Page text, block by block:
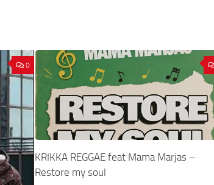
0
KRIKKA REGGAE feat Mama Marjas –
Restore my soul